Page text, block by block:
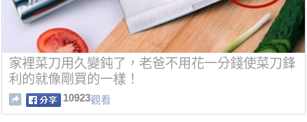
家裡菜刀用久變鈍了，老爸不用花一分錢使菜刀鋒
利的就像剛買的一樣！
10923觀看